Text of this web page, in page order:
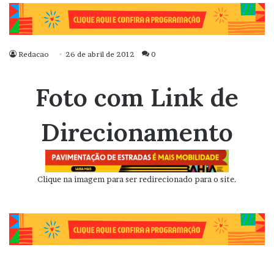
Redacao 26 de abril de 2012 0
Foto com Link de
Direcionamento
Clique na imagem para ser redirecionado para o site.